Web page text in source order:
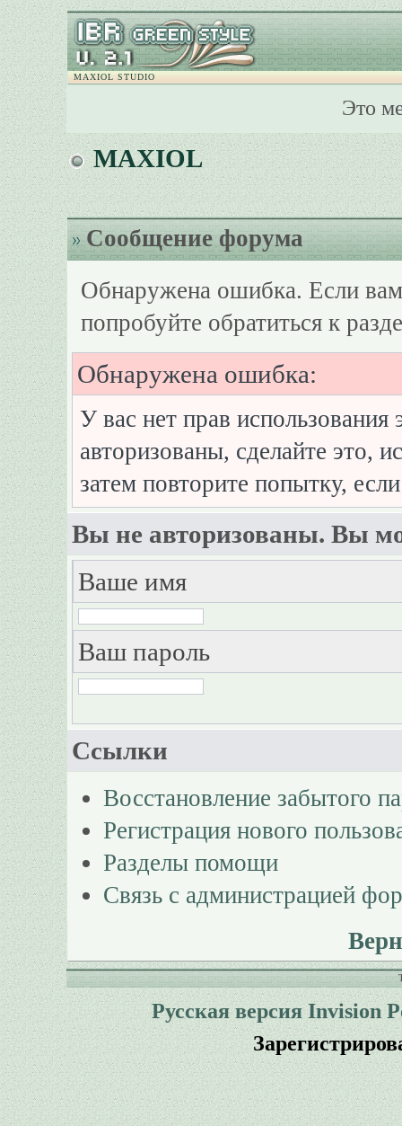
MAXIOL STUDIO
Это
MAXIOL
Сообщение форума
Обнаружена ошибка. Если
попробуйте обратиться к
Обнаружена ошибка:
У вас нет прав
авторизованы, сделайте это,
затем повторите попытку,
Вы не авторизованы. Вы
Ваше имя
Ваш пароль
Ссылки
Восстановление забытого
Регистрация нового
Разделы помощи
Связь с администрацией
Русская версия Invision